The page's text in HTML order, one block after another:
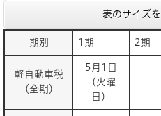
表のサイズ
期別 1期 2期
軽自動車税
（全期）
5月1日
（火曜
日）